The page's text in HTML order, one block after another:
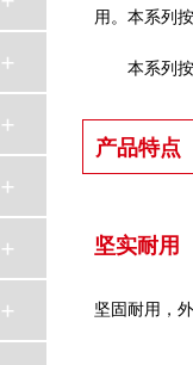
用。本系列
本系列
产品特点
坚实耐用
坚固耐用，
以母爱为名丨执扇寻夏 共赴一场美好花事